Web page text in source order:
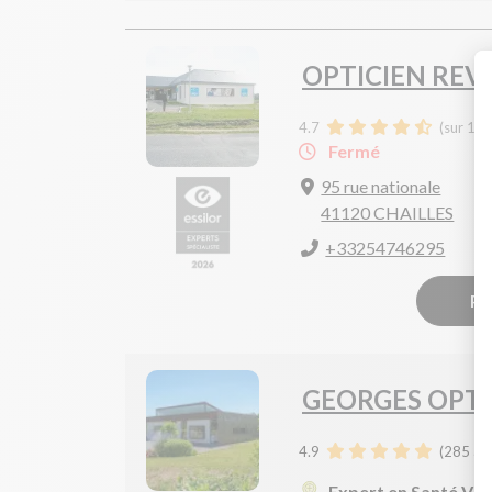
OPTICIEN REV
4.7 (sur 17
Fermé
95 rue nationale
41120 CHAILLES
+33254746295
GEORGES
4.9 (285